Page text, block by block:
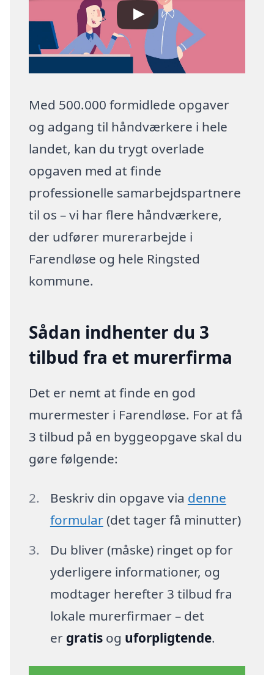
Med 500.000 formidlede opgaver
og adgang til håndværkere i hele
landet, kan du trygt overlade
opgaven med at finde
professionelle samarbejdspartnere
til os – vi har flere håndværkere,
der udfører murerarbejde i
Farendløse og hele Ringsted
kommune.
Sådan indhenter du 3
tilbud fra et murerfirma
Det er nemt at finde en god
murermester i Farendløse. For at få
3 tilbud på en byggeopgave skal du
gøre følgende:
Beskriv din opgave via denne
formular(det tager få minutter)
Du bliver (måske) ringet op for
yderligere informationer, og
modtager herefter 3 tilbud fra
lokale murerfirmaer – det
er gratisog uforpligtende.